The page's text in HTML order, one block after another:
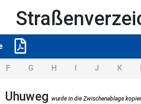
F G H J K
Uhuweg wurde in die Zwischenablage